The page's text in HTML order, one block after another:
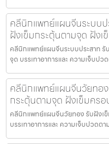
คลีนิกแพทย์แผนจีนระบบป
ฝังเข็มกระตุ้นตามจุด ฝัง
คลีนิกแพทย์แผนจีนระบบประสาท รั
จุด บรรเทาอาการและ ความเจ็บป
คลีนิกแพทย์แผนจีนวัยทอง
กระตุ้นตามจุด ฝังเข็มคร
คลีนิกแพทย์แผนจีนวัยทอง รับฝังเ
บรรเทาอาการและ ความเจ็บปวด